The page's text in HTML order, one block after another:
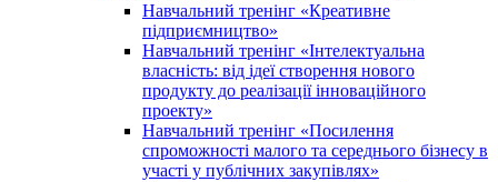
Навчальний тренінг «Креативне
підприємництво»
Навчальний тренінг «Інтелектуальна
власність: від ідеї створення нового
продукту до реалізації інноваційного
проекту»
Навчальний тренінг «Посилення
спроможності малого та середнього бізнесу в
участі у публічних закупівлях»